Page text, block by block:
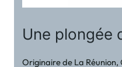
Une plongée
Originaire de La Réunion,